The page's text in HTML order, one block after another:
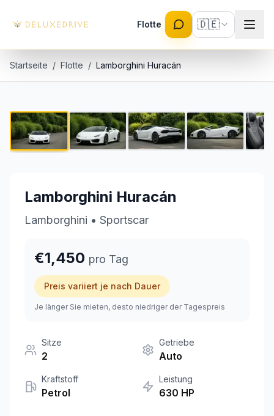
Flotte 🇩🇪
+351 963-584-279
Startseite / Flotte / Lamborghini Huracán
1 / 6
Lamborghini Huracán
Lamborghini • Sportscar
€1,450 pro Tag
Preis variiert je nach Dauer
Je länger Sie mieten, desto niedriger der Tagespreis
Sitze
2
Getriebe
Auto
Kraftstoff
Petrol
Leistung
630 HP